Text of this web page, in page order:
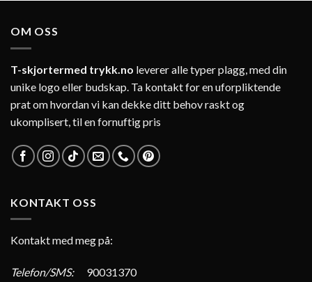
OM OSS
T-skjortermed trykk.no leverer alle typer plagg, med din
unike logo eller budskap. Ta kontakt for en uforpliktende
prat om hvordan vi kan dekke ditt behov raskt og
ukomplisert, til en fornuftig pris
KONTAKT OSS
Kontakt med meg på:
Telefon/SMS:
90031370